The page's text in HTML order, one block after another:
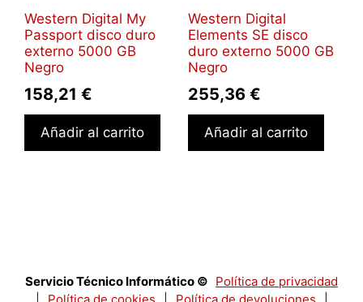
Western Digital My
Passport disco duro
externo 5000 GB
Negro
158,21 €
Añadir al carrito
Western Digital
Elements SE disco
duro externo 5000 GB
Negro
255,36 €
Añadir al carrito
Servicio Técnico Informático © Política de privacidad